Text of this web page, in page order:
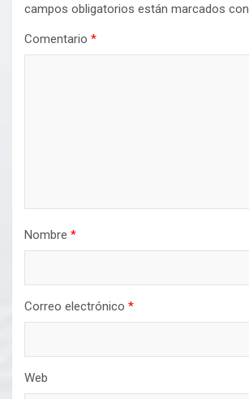
campos obligatorios están marcados con
Comentario *
Nombre *
Correo electrónico *
Web